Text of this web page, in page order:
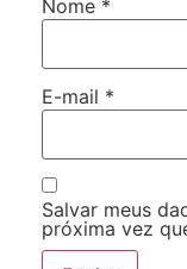
Nome *
E-mail *
Salvar meus
próxima vez